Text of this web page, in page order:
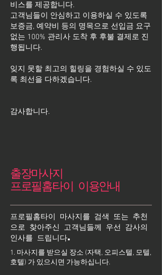
비스를 제공합니다.
고객님들이 안심하고 이용하실 수 있도록
보증금, 예약비 등의 명목으로 선입금 요구
없는 100% 관리사 도착 후 후불 결제로 진
행됩니다.
잊지 못할 최고의 힐링을 경험하실 수 있도
록 최선을 다하겠습니다.
​감사합니다.
출장마사지
프로필홈타이 이용안내
프로필홈타이 마사지를 검색 또는 추천
으로 찾아주신 고객님들께 우선 감사의
인사를 드립니다.
1. 마사지를 받으실 장소 (자택, 오피스텔, 모텔,
호텔) 가 있으시면 가능하십니다.